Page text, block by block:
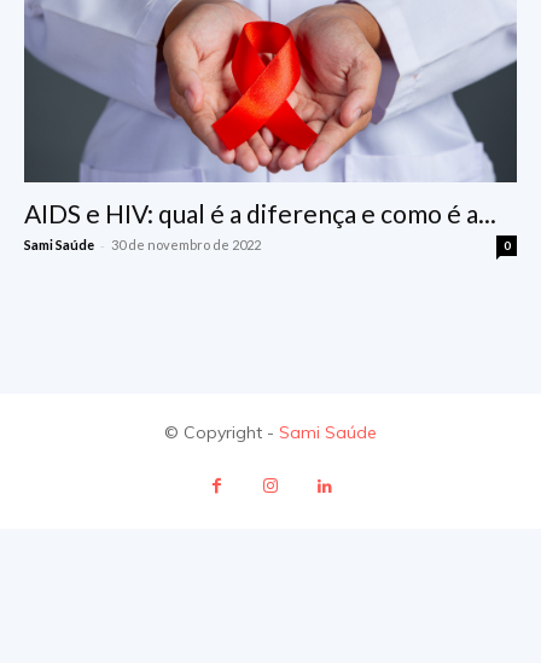
AIDS e HIV: qual é a diferença e como é a...
Sami Saúde - 30 de novembro de 2022 0
© Copyright - Sami Saúde